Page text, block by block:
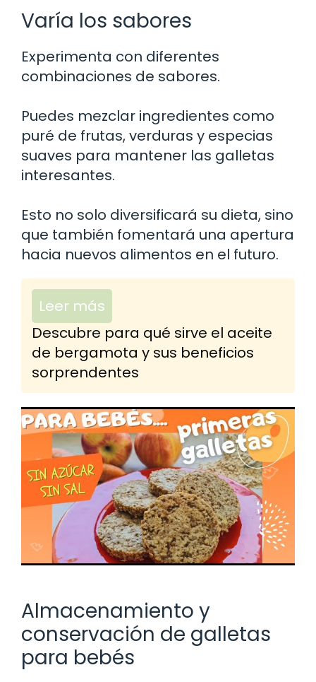
Varía los sabores
Experimenta con diferentes
combinaciones de sabores.
Puedes mezclar ingredientes como
puré de frutas, verduras y especias
suaves para mantener las galletas
interesantes.
Esto no solo diversificará su dieta, sino
que también fomentará una apertura
hacia nuevos alimentos en el futuro.
Leer más
Descubre para qué sirve el aceite
de bergamota y sus beneficios
sorprendentes
Almacenamiento y
conservación de galletas
para bebés